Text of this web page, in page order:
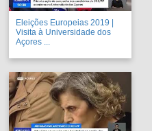
Eleições Europeias 2019 |
Visita à Universidade dos
Açores ...